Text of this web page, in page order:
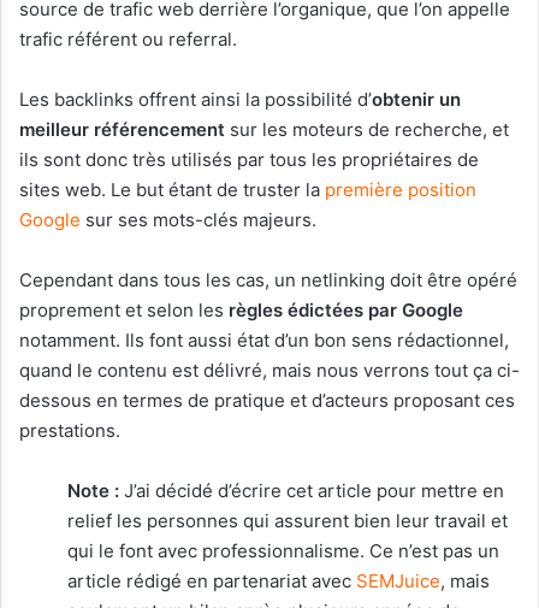
source de trafic web derrière l’organique, que l’on appelle
trafic référent ou referral.
Les backlinks offrent ainsi la possibilité d’obtenir un
meilleur référencement sur les moteurs de recherche, et
ils sont donc très utilisés par tous les propriétaires de
sites web. Le but étant de truster la première position
Google sur ses mots-clés majeurs.
Cependant dans tous les cas, un netlinking doit être opéré
proprement et selon les règles édictées par Google
notamment. Ils font aussi état d’un bon sens rédactionnel,
quand le contenu est délivré, mais nous verrons tout ça ci-
dessous en termes de pratique et d’acteurs proposant ces
prestations.
Note : J’ai décidé d’écrire cet article pour mettre en
relief les personnes qui assurent bien leur travail et
qui le font avec professionnalisme. Ce n’est pas un
article rédigé en partenariat avec SEMJuice, mais